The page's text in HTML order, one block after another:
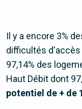
Il y a encore 3%
difficultés d'accès
97,14% des
Haut Débit dont
potentiel de + de